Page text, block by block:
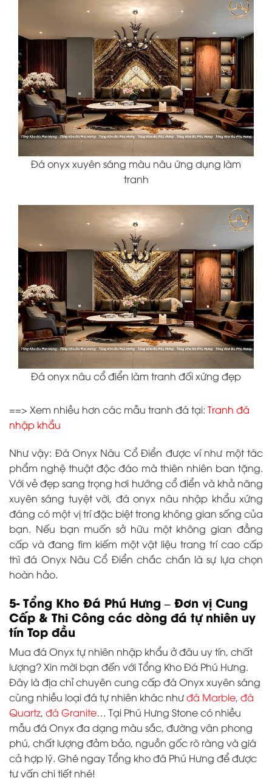
Đá onyx xuyên sáng màu nâu ứng dụng làm
tranh
Đá onyx nâu cổ điển làm tranh đối xứng đẹp
==> Xem nhiều hơn các mẫu tranh đá tại: Tranh đá
nhập khẩu
Như vậy: Đá Onyx Nâu Cổ Điển được ví như một tác
phẩm nghệ thuật độc đáo mà thiên nhiên ban tặng.
Với vẻ đẹp sang trọng hơi hướng cổ điển và khả năng
xuyên sáng tuyệt vời, đá onyx nâu nhập khẩu xứng
đáng có một vị trí đặc biệt trong không gian sống của
bạn. Nếu bạn muốn sở hữu một không gian đẳng
cấp và đang tìm kiếm một vật liệu trang trí cao cấp
thì đá Onyx Nâu Cổ Điển chắc chắn là sự lựa chọn
hoàn hảo.
5- Tổng Kho Đá Phú Hưng – Đơn vị Cung
Cấp & Thi Công các dòng đá tự nhiên uy
tín Top đầu
Mua đá Onyx tự nhiên nhập khẩu ở đâu uy tín, chất
lượng? Xin mời bạn đến với Tổng Kho Đá Phú Hưng.
Đây là địa chỉ chuyên cung cấp đá Onyx xuyên sáng
cùng nhiều loại đá tự nhiên khác nhưđá Marble, đá
Quartz, đá Granite… Tại Phú Hưng Stone có nhiều
mẫu đá Onyx đa dạng màu sắc, đường vân phong
phú, chất lượng đảm bảo, nguồn gốc rõ ràng và giá
cả hợp lý. Ghé ngay Tổng kho đá Phú Hưng để được
tư vấn chi tiết nhé!